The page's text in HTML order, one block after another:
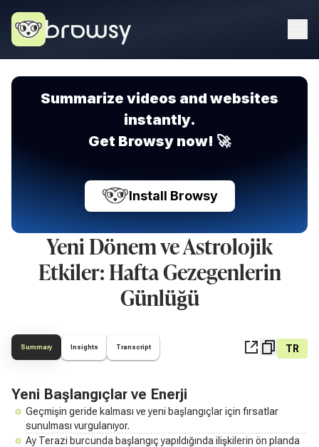
Summarize videos and websites
instantly.
Get Browsy now! 🚀
Install Browsy
Yeni Dönem ve Astrolojik
Etkiler: Hafta Gezegenlerin
Günlüğü
Summary Insights Transcript TR
Yeni Başlangıçlar ve Enerji
Geçmişin geride kalması ve yeni başlangıçlar için fırsatlar
sunulması vurgulanıyor.
Ay Terazi burcunda başlangıç yapıldığında ilişkilerin ön planda